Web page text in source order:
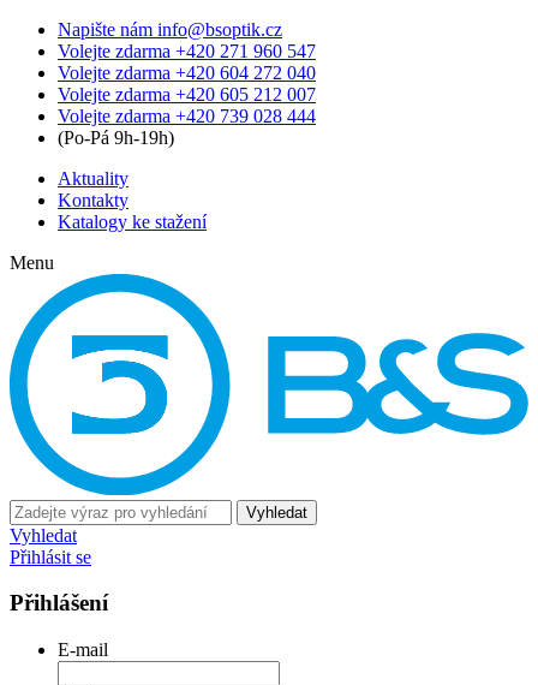
Napište nám info@bsoptik.cz
Volejte zdarma +420 271 960 547
Volejte zdarma +420 604 272 040
Volejte zdarma +420 605 212 007
Volejte zdarma +420 739 028 444
(Po-Pá 9h-19h)
Aktuality
Kontakty
Katalogy ke stažení
Menu
Vyhledat
Vyhledat
Přihlásit se
Přihlášení
E-mail